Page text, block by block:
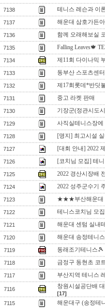
7138 테니스 레슨과 이
7137 해운대 삼호가든
7136 함께 오래해보실
7135 Falling Leaves🍁
7134 제11회 다이나믹
7133 동부산 스포츠센
7132 제17회롯데*반딧
7131 중고 라켓 판매
7130 기장군(정관시도
7129 사직실테니스장
7128 [명지] 최고시설
7127 [대회 안내] 2022
7126 [코치님 모집] 테
7125 2022 경산시장배
7124 2022 성주군수기
7123 ★★★부산해운대
7122 테니스코치님 모
7121 해운대 센텀 실내
7120 해운대 송정테니
7119 동래조기테니스
7118 금정구 동현초 코
7117 부산지역 테니스
7116 창원시설공단배
[17]
7115
해운대구 (송정테